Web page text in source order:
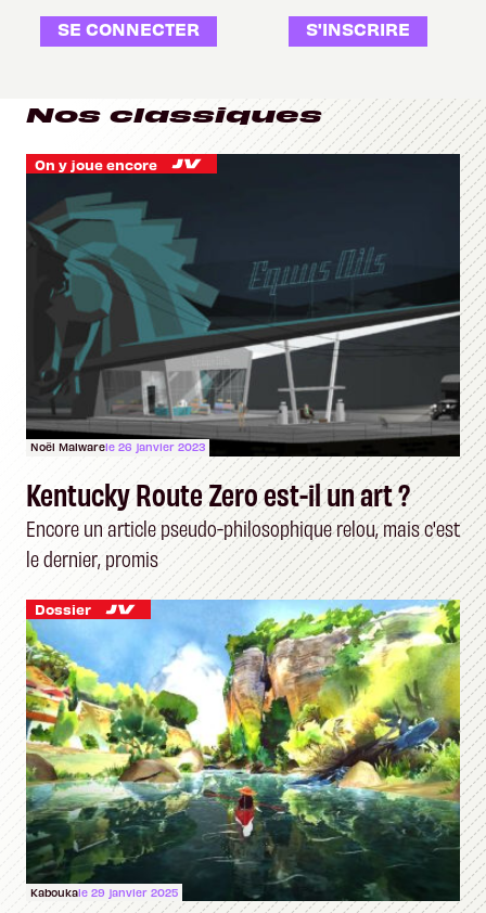
SE CONNECTER S'INSCRIRE
Nos classiques
On y joue encore
Noël Malwarele 26 janvier 2023
Kentucky Route Zero est-il un art ?
Encore un article pseudo-philosophique relou, mais c'est
le dernier, promis
Dossier
Kaboukale 29 janvier 2025